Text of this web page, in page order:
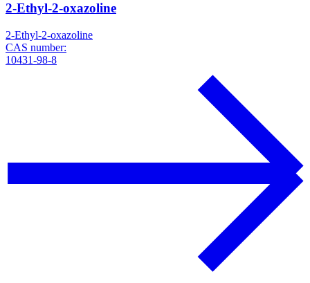
2-Ethyl-2-oxazoline
2-Ethyl-2-oxazoline
CAS number:
10431-98-8